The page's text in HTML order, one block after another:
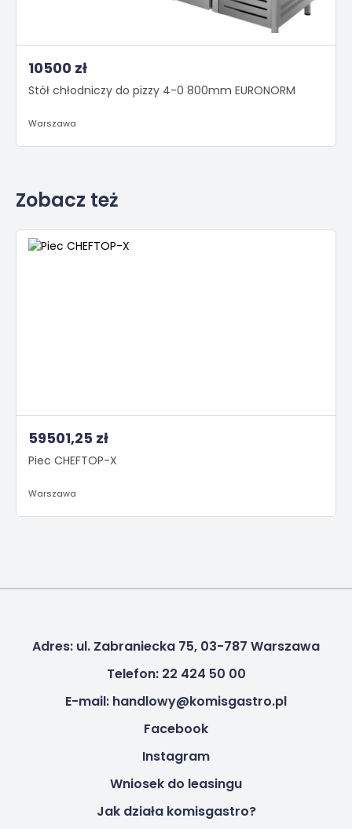
10500 zł
Stół chłodniczy do pizzy 4-0 800mm EURONORM
Warszawa
Zobacz też
59501,25 zł
Piec CHEFTOP-X
Warszawa
Adres: ul. Zabraniecka 75, 03-787 Warszawa
Telefon: 22 424 50 00
E-mail: handlowy@komisgastro.pl
Facebook
Instagram
Wniosek do leasingu
Jak działa komisgastro?